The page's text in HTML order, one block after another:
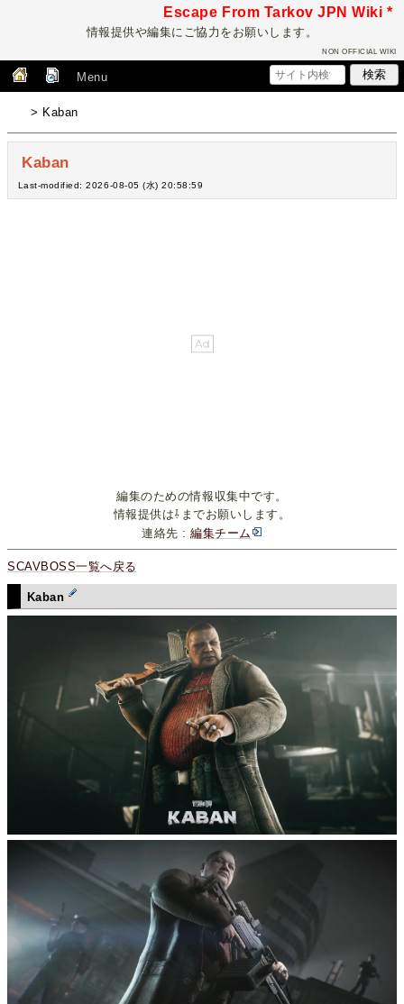
Escape From Tarkov JPN Wiki *
情報提供や編集にご協力をお願いします。
NON OFFICIAL WIKI
Menu
> Kaban
Kaban
Last-modified: 2026-08-05 (水) 20:58:59
編集のための情報収集中です。
情報提供は⇩までお願いします。
連絡先 :編集チーム
SCAVBOSS一覧へ戻る
Kaban